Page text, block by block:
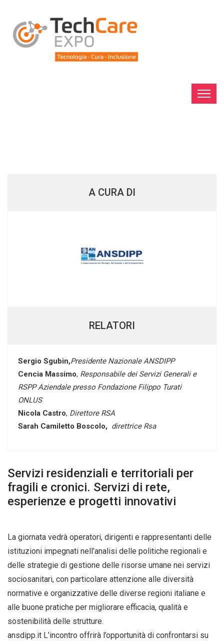
A CURA DI
RELATORI
Sergio Sgubin,Presidente Nazionale ANSDIPP
Cencia Massimo, Responsabile dei Servizi Generali e
RSPP Aziendale presso Fondazione Filippo Turati
ONLUS
Nicola Castro, Direttore RSA
Sarah Camiletto Boscolo, direttrice Rsa
Servizi residenziali e territoriali per
fragili e cronici. Servizi di rete,
esperienze e progetti innovativi
La giornata vedrà operatori, dirigenti e rappresentanti delle
istituzioni impegnati nell’analisi delle politiche regionali e
delle strategie di gestione delle risorse umane nei servizi
sociosanitari, con particolare attenzione alle diversità
normative e organizzative delle diverse regioni italiane e
alle buone pratiche per migliorare efficacia, qualità e
sostenibilità delle strutture.
ansdipp.it L’incontro offrirà l’opportunità di confrontarsi su